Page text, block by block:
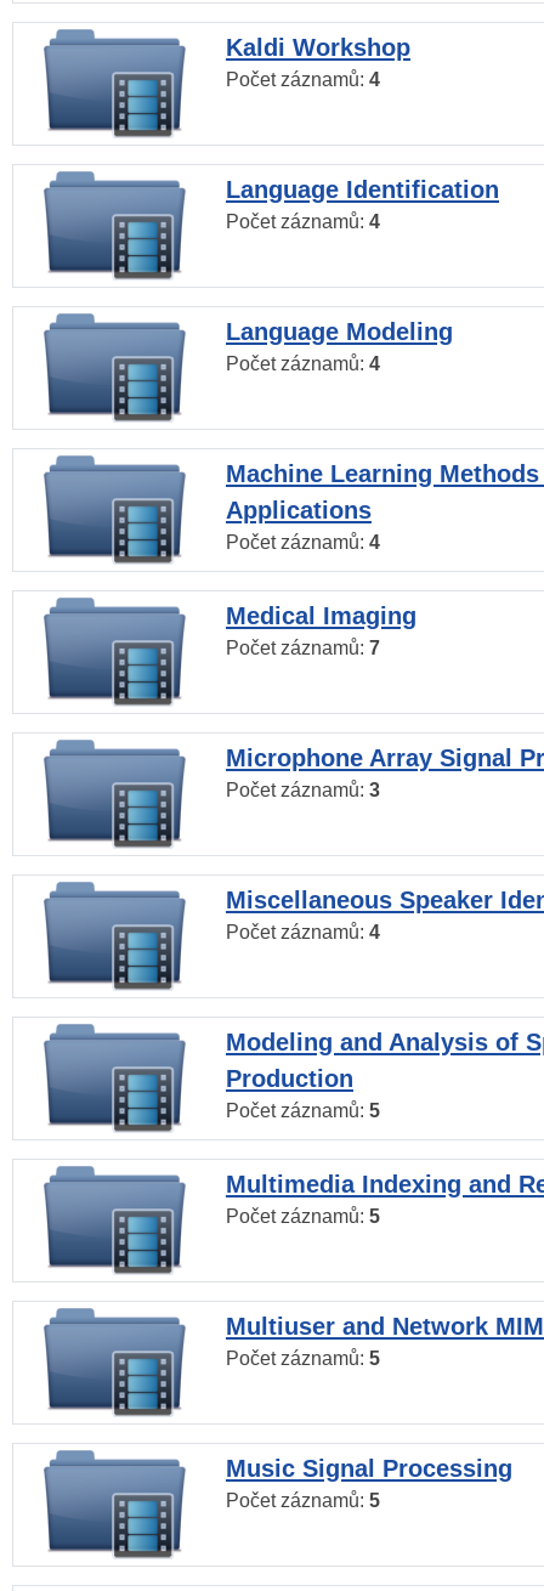
Kaldi Workshop
Počet záznamů: 4
Language Identification
Počet záznamů: 4
Language Modeling
Počet záznamů: 4
Machine Learning
Applications
Počet záznamů: 4
Medical Imaging
Počet záznamů: 7
Microphone Array Signal
Počet záznamů: 3
Miscellaneous Speaker
Počet záznamů: 4
Modeling and Analysis of
Production
Počet záznamů: 5
Multimedia Indexing and
Počet záznamů: 5
Multiuser and Network
Počet záznamů: 5
Music Signal Processing
Počet záznamů: 5